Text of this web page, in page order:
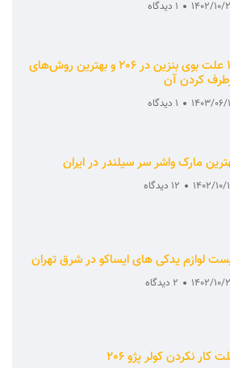
1402/10/ 1 دیدگاه
16 علت بوی بنزین در 206 و بهترین روش‌های
کردن آن
1403/06/ 1 دیدگاه
مارک واشر سر سیلندر در ایران
1402/10/ 12 دیدگاه
لوازم یدکی های ایساکو در شرق تهران
1402/10/ 2 دیدگاه
کار نکردن کولر پژو 206